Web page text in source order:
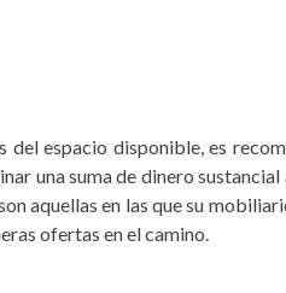
espacio disponible, es
una suma de dinero
aquellas en las que su
ofertas en el camino.